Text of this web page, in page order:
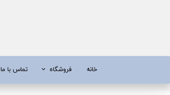
خانه فروشگاه تماس با ما